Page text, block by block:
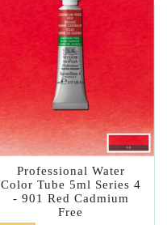
Professional Water
Color Tube 5ml Series 4
- 901 Red Cadmium
Free